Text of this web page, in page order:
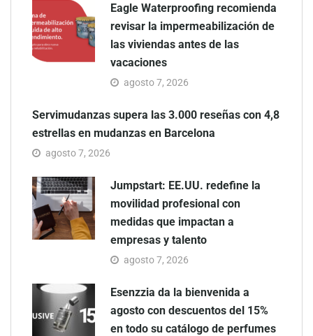
Eagle Waterproofing recomienda
revisar la impermeabilización de
las viviendas antes de las
vacaciones
agosto 7, 2026
Servimudanzas supera las 3.000 reseñas con 4,8
estrellas en mudanzas en Barcelona
agosto 7, 2026
Jumpstart: EE.UU. redefine la
movilidad profesional con
medidas que impactan a
empresas y talento
agosto 7, 2026
Esenzzia da la bienvenida a
agosto con descuentos del 15%
en todo su catálogo de perfumes